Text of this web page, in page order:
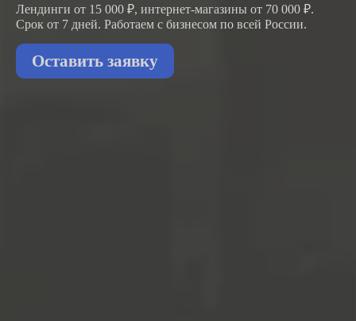
Лендинги от 15 000 ₽, интернет-магазины от 70 000 ₽.
Срок от 7 дней. Работаем с бизнесом по всей России.
Оставить заявку